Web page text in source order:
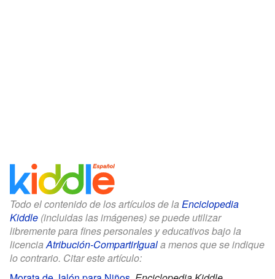
Todo el contenido de los artículos de la Enciclopedia
Kiddle (incluidas las imágenes) se puede utilizar
libremente para fines personales y educativos bajo la
licenciaAtribución-CompartirIguala menos que se indique
lo contrario. Citar este artículo: